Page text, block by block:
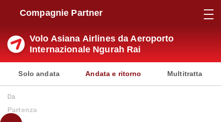
Compagnie Partner
Volo Asiana Airlines da Aeroporto
Internazionale Ngurah Rai
Solo andata Andata e ritorno Multitratta
Da
Partenza